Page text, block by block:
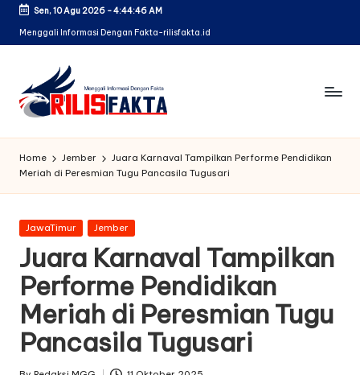
Skip
Sen, 10 Agu 2026-4:44:47 AM
Menggali Informasi Dengan Fakta-rilisfakta.id
Home Jember
Juara Karnaval Tampilkan Performe Pendidikan
Meriah di Peresmian Tugu Pancasila Tugusari
Posted
JawaTimur Jember
Juara Karnaval Tampilkan
Performe Pendidikan
Meriah di Peresmian Tugu
Pancasila Tugusari